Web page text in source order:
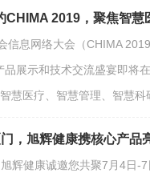
CHIMA 2019，聚焦智慧
信息网络大会（CHIMA
品展示和技术交流盛宴即将
慧医疗、智慧管理、智慧
，旭辉健康携核心产品
旭辉健康诚邀您共聚7月4日